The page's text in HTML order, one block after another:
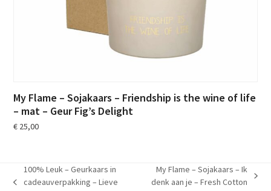
My Flame – Sojakaars – Friendship is the wine of life
– mat – Geur Fig’s Delight
€ 25,00
previous
100% Leuk – Geurkaars in
cadeauverpakking – Lieve
next
My Flame – Sojakaars – Ik
denk aan je – Fresh Cotton